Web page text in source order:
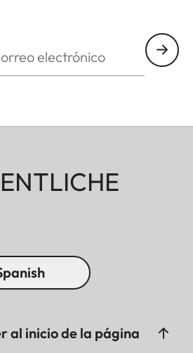
al inicio de la página